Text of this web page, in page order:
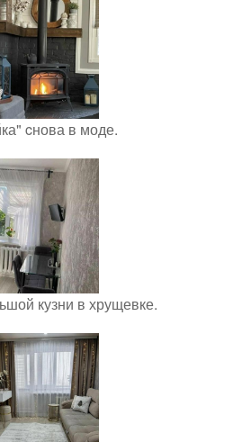
cнова в моде.
кузни в хрущевке.